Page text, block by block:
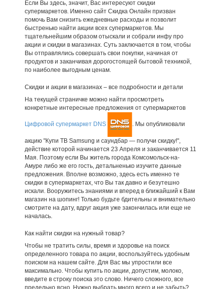
Если Вы здесь, значит, Вас интересуют скидки
супермаркетов. Именно сайт Скидка Онлайн призван
помочь Вам снизить ежедневные расходы и позволит
быстренько найти акции всех супермаркетов. Мы
тщательнейшим образом отыскали и собрали инфу про
акции и скидки в магазинах. Суть заключается в том, чтобы
Вы отправлялись совершать свои покупки, начиная от
продуктов и заканчивая дорогостоящей бытовой техникой,
по наиболее выгодным ценам.
Скидки и акции в магазинах – все подробности и детали
На текущей страничке можно найти просмотреть
конкретные интересные предложения от супермаркетов
Цифровой супермаркет DNS . Мы опубликовали
акцию "Купи ТВ Samsung и саундбар — получи скидку!",
действие которой начинается 23 Апреля и заканчивается 11
Мая. Поэтому если Вы житель города Комсомольск-на-
Амуре либо же его гость, детальненько изучите данные
предложения. Вполне возможно, здесь есть именно те
скидки в супермаркетах, что Вы так давно и безутешно
искали. Вооружитесь знаниями и вперед в ближайший к Вам
магазин на шопинг! Только будьте бдительны и внимательно
смотрите на дату, вдруг акция уже закончилась или еще не
началась.
Как найти скидки на нужный товар?
Чтобы не тратить силы, время и здоровье на поиск
определенного товара по акции, воспользуйтесь удобным
поиском на нашем сайте. Для Вас мы упростили все
максимально. Чтобы купить по акции, допустим, молоко,
введите в строку поиска это слово. Ничего сложного, все
предельно ясно. Нужно выбрать много всего и не забыть?